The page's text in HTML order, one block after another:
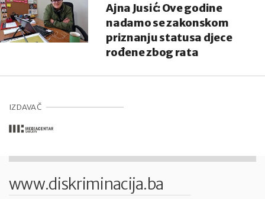
Ajna Jusić: Ove godine
nadamo se zakonskom
priznanju statusa djece
rođene zbog rata
IZDAVAČ
www.diskriminacija.ba